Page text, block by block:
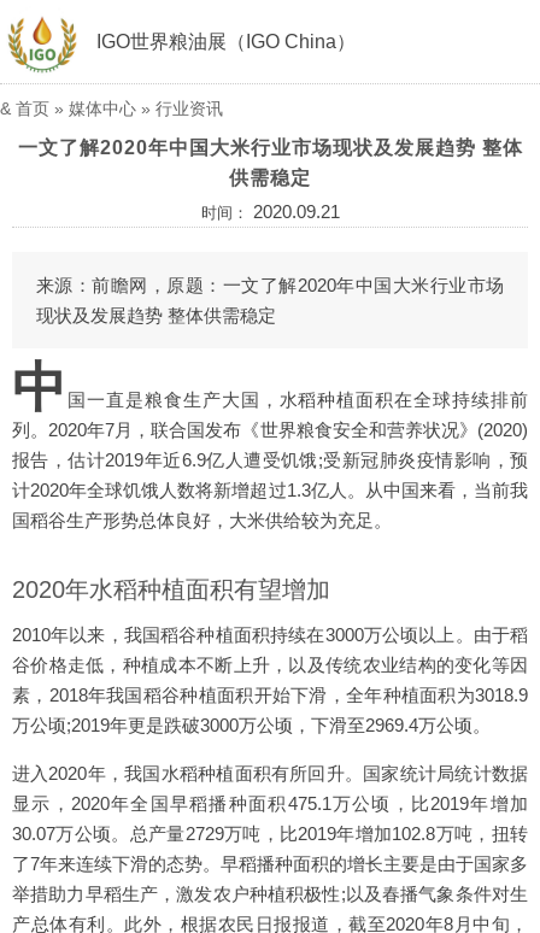
IGO世界粮油展（IGO China）
& 首页 » 媒体中心 » 行业资讯
一文了解2020年中国大米行业市场现状及发展趋势 整体
供需稳定
时间： 2020.09.21
来源：前瞻网，原题：一文了解2020年中国大米行业市场
现状及发展趋势 整体供需稳定
中 国一直是粮食生产大国，水稻种植面积在全球持续排前
列。2020年7月，联合国发布《世界粮食安全和营养状况》(2020)
报告，估计2019年近6.9亿人遭受饥饿;受新冠肺炎疫情影响，预
计2020年全球饥饿人数将新增超过1.3亿人。从中国来看，当前我
国稻谷生产形势总体良好，大米供给较为充足。
2020年水稻种植面积有望增加
2010年以来，我国稻谷种植面积持续在3000万公顷以上。由于稻
谷价格走低，种植成本不断上升，以及传统农业结构的变化等因
素，2018年我国稻谷种植面积开始下滑，全年种植面积为3018.9
万公顷;2019年更是跌破3000万公顷，下滑至2969.4万公顷。
进入2020年，我国水稻种植面积有所回升。国家统计局统计数据
显示，2020年全国早稻播种面积475.1万公顷，比2019年增加
30.07万公顷。总产量2729万吨，比2019年增加102.8万吨，扭转
了7年来连续下滑的态势。早稻播种面积的增长主要是由于国家多
举措助力早稻生产，激发农户种植积极性;以及春播气象条件对生
产总体有利。此外，根据农民日报报道，截至2020年8月中旬，